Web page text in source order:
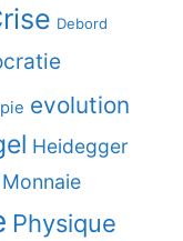
Debord
evolution
Heidegger
Monnaie
Physique